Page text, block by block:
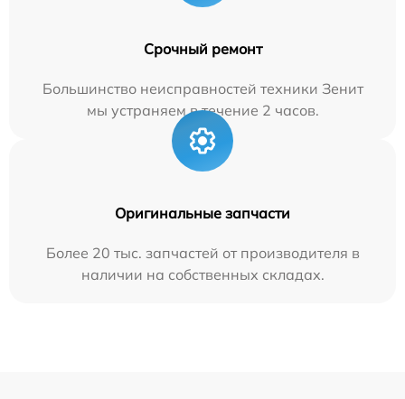
Срочный ремонт
Большинство неисправностей техники Зенит
мы устраняем в течение 2 часов.
Оригинальные запчасти
Более 20 тыс. запчастей от производителя в
наличии на собственных складах.